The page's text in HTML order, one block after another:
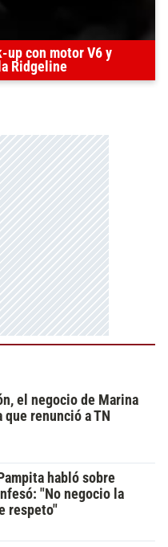
up con motor V6 y
Ridgeline
el negocio de Marina
renunció a TN
habló sobre
"No negocio la
respeto"